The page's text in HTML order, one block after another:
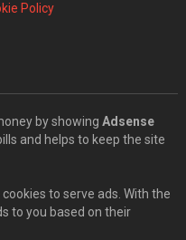
Policy
by showing Adsense
and helps to keep the site
to serve ads. With the
to you based on their